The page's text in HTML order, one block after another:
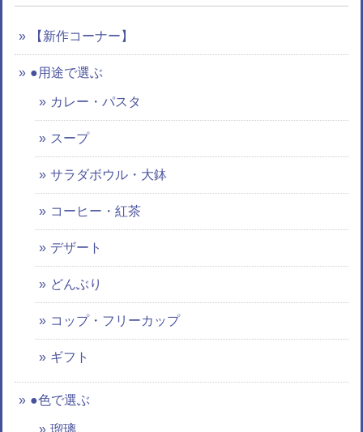
【新作コーナー】
●用途で選ぶ
カレー・パスタ
スープ
サラダボウル・大鉢
コーヒー・紅茶
デザート
どんぶり
コップ・フリーカップ
ギフト
●色で選ぶ